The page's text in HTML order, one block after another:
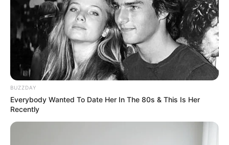
BUZZDAY
Everybody Wanted To Date Her In The 80s & This Is Her
Recently